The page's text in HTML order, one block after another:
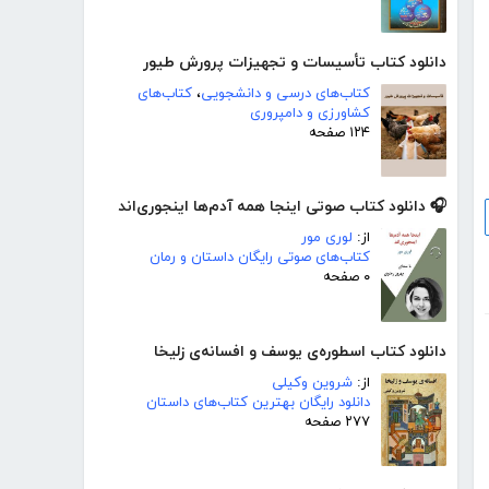
دانلود کتاب تأسیسات و تجهیزات پرورش طیور
کتاب‌های درسی و دانشجویی، کتاب‌های
کشاورزی و دامپروری
۱۲۴ صفحه
🎧 دانلود کتاب صوتی اینجا همه آدم‌ها اینجوری‌اند
از: لوری مور
کتاب‌های صوتی رایگان داستان و رمان
۰ صفحه
دانلود کتاب اسطوره‌ی یوسف و افسانه‌ی زلیخا
از: شروین وکیلی
دانلود رایگان بهترین کتاب‌های داستان
۲۷۷ صفحه